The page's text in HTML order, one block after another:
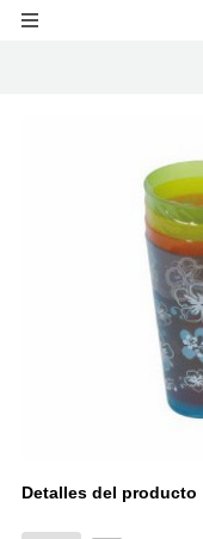
Detalles del producto